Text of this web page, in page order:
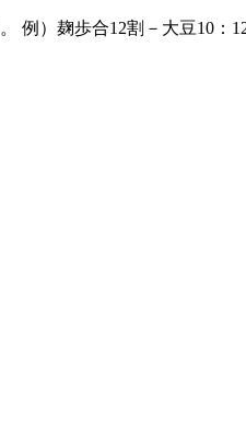
例）麹歩合12割－大豆10：